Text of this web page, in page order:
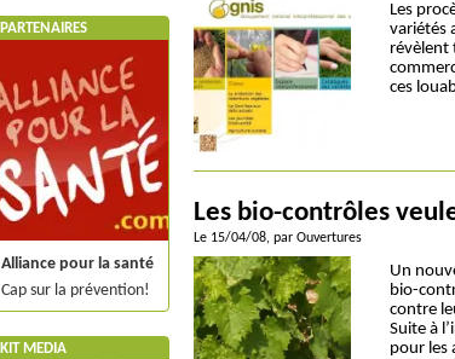
PARTENAIRES
Alliance pour la santé
Cap sur la prévention!
KIT MEDIA
Les
variétés
révèlent
ces
Les bio-contrôles
Le 15/04/08, par Ouvertures
Un
bio-
contre
Suite à
pour les